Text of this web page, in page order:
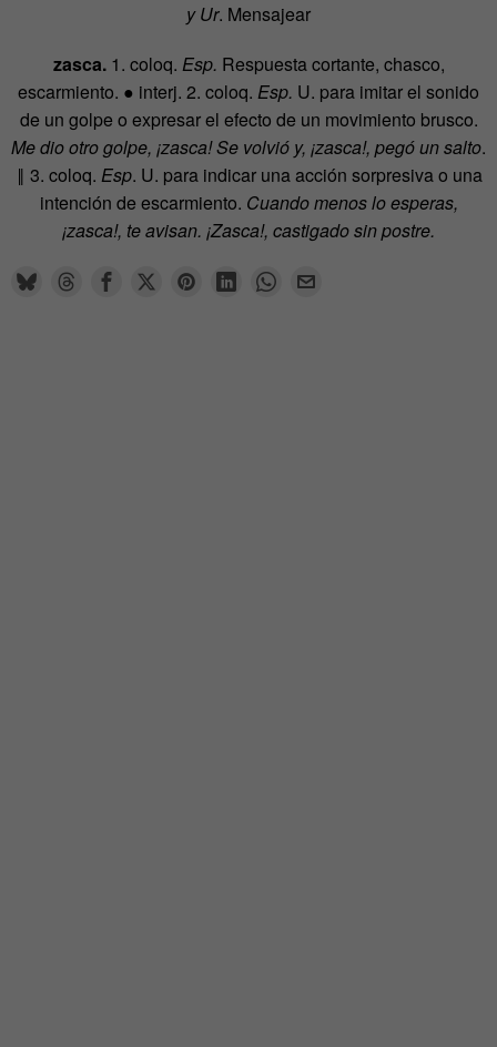
y Ur. Mensajear
zasca.1. coloq. Esp. Respuesta cortante, chasco,
escarmiento. ● interj. 2. coloq. Esp. U. para imitar el sonido
de un golpe o expresar el efecto de un movimiento brusco.
Me dio otro golpe, ¡zasca! Se volvió y, ¡zasca!, pegó un salto.
‖ 3. coloq. Esp. U. para indicar una acción sorpresiva o una
intención de escarmiento. Cuando menos lo esperas,
¡zasca!, te avisan. ¡Zasca!, castigado sin postre.